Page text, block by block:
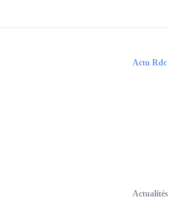
Actu Rdc
Actualités